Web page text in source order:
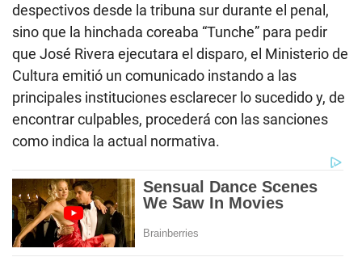
despectivos desde la tribuna sur durante el penal,
sino que la hinchada coreaba “Tunche” para pedir
que José Rivera ejecutara el disparo, el Ministerio de
Cultura emitió un comunicado instando a las
principales instituciones esclarecer lo sucedido y, de
encontrar culpables, procederá con las sanciones
como indica la actual normativa.